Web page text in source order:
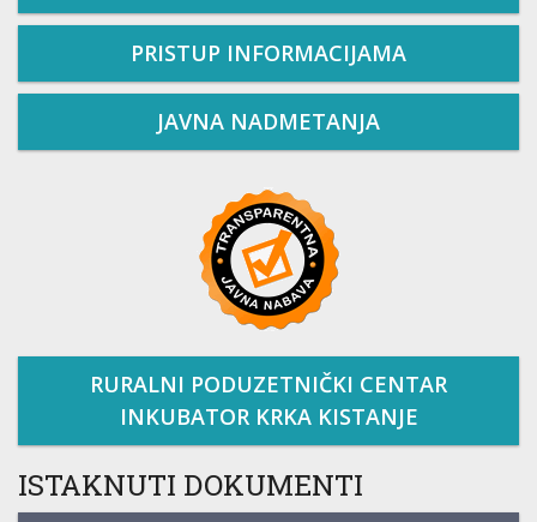
PRISTUP INFORMACIJAMA
JAVNA NADMETANJA
RURALNI PODUZETNIČKI CENTAR
INKUBATOR KRKA KISTANJE
ISTAKNUTI DOKUMENTI